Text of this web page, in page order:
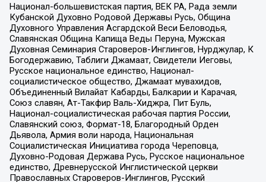
Национал-большевистская партия, ВЕК РА, Рада земли
Кубанской Духовно Родовой Державы Русь, Община
Духовного Управления Асгардской Веси Беловодья,
Славянская Община Капища Веды Перуна, Мужская
Духовная Семинария Староверов-Инглингов, Нурджулар, К
Богодержавию, Таблиги Джамаат, Свидетели Иеговы,
Русское национальное единство, Национал-
социалистическое общество, Джамаат мувахидов,
Объединенный Вилайат Кабарды, Балкарии и Карачая,
Союз славян, Ат-Такфир Валь-Хиджра, Пит Буль,
Национал-социалистическая рабочая партия России,
Славянский союз, Формат-18, Благородный Орден
Дьявола, Армия воли народа, Национальная
Социалистическая Инициатива города Череповца,
Духовно-Родовая Держава Русь, Русское национальное
единство, Древнерусской Инглистической церкви
Православных Староверов-Инглингов, Русский